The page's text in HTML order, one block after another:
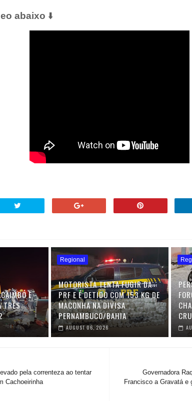
abaixo ⬇️
E
TRÊS
Regional
MOTORISTA TENTA FUGIR DA
PRF E É DETIDO COM 153 KG DE
MACONHA NA DIVISA
PERNAMBUCO/BAHIA
AUGUST 06, 2026
Governadora
Francisco a Gravatá e
pela correnteza ao tentar
Cachoeirinha